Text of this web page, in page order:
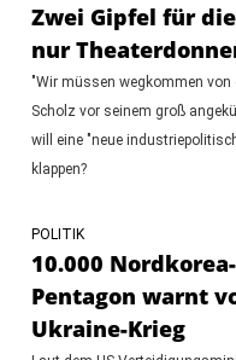
Zwei Gipfel für
nur
"Wir müssen wegkommen von
Scholz vor seinem groß
will eine "neue
klappen?
POLITIK
10.000
Pentagon warnt
Ukraine-Krieg